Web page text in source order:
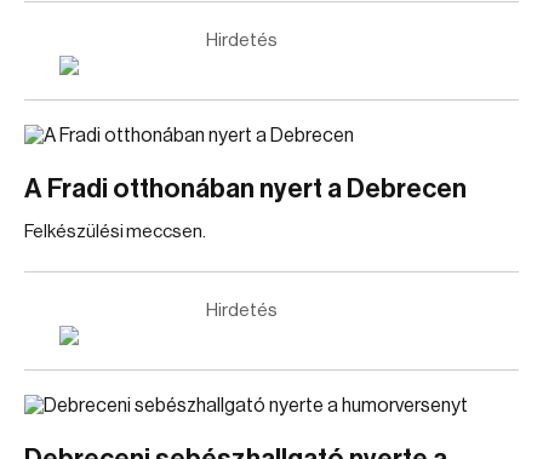
Hirdetés
A Fradi otthonában nyert a Debrecen
Felkészülési meccsen.
Hirdetés